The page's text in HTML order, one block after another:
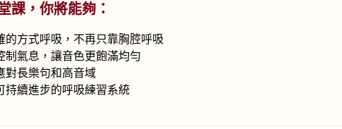
課，你將能夠：
的方式呼吸，不再只靠胸腔呼吸
制氣息，讓音色更飽滿均勻
對長樂句和高音域
持續進步的呼吸練習系統